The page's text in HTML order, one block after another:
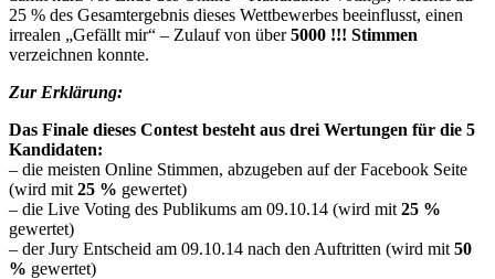
25 % des Gesamtergebnis dieses Wettbewerbes beeinflusst, einen
irrealen „Gefällt mir“ – Zulauf von über5000 !!! Stimmen
verzeichnen konnte.
ZurErklärung:
Das Finale dieses Contest besteht aus drei Wertungen für die 5
Kandidaten:
– die meisten Online Stimmen, abzugeben auf der Facebook Seite
(wird mit 25 % gewertet)
– die Live Voting des Publikums am 09.10.14 (wird mit 25 %
gewertet)
– der Jury Entscheid am 09.10.14 nach den Auftritten (wird mit 50
% gewertet)